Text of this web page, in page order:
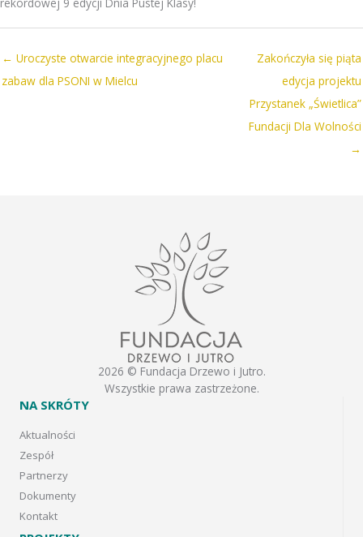
← Uroczyste otwarcie integracyjnego placu
zabaw dla PSONI w Mielcu
Zakończyła się piąta
edycja projektu
Przystanek „Świetlica”
Fundacji Dla Wolności
→
2026 © Fundacja Drzewo i Jutro.
Wszystkie prawa zastrzeżone.
NA SKRÓTY
Aktualności
Zespół
Partnerzy
Dokumenty
Kontakt